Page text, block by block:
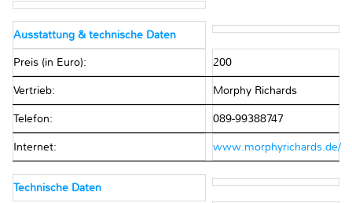
Ausstattung & technische Daten
Preis (in Euro): 200
Vertrieb: Morphy Richards
Telefon: 089-99388747
Internet: www.morphyrichards.de/
Technische Daten